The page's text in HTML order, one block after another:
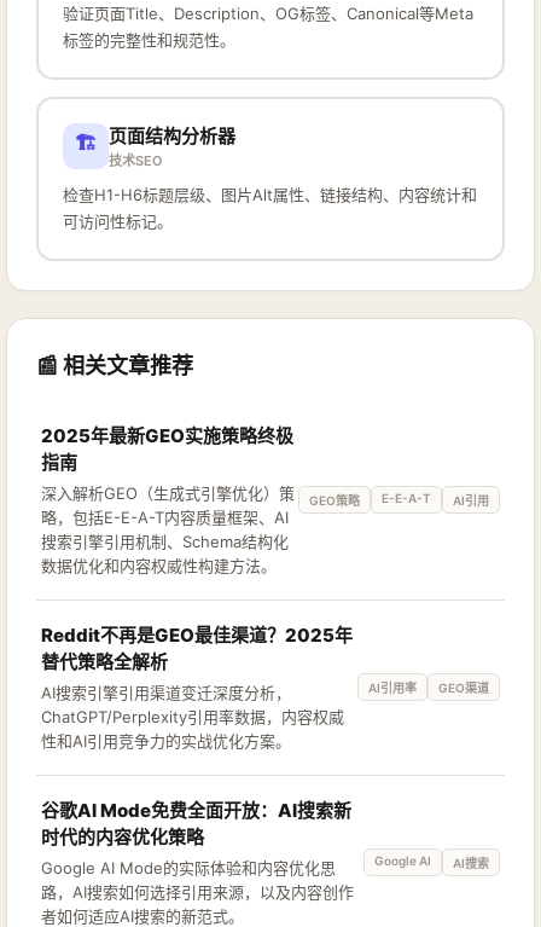
验证页面Title、Description、OG标签、Canonical等Meta
标签的完整性和规范性。
🏗️ 页面结构分析器
技术SEO
检查H1-H6标题层级、图片Alt属性、链接结构、内容统计和
可访问性标记。
📰 相关文章推荐
2025年最新GEO实施策略终极
指南
深入解析GEO（生成式引擎优化）策
略，包括E-E-A-T内容质量框架、AI
搜索引擎引用机制、Schema结构化
数据优化和内容权威性构建方法。
GEO策略 E-E-A-T AI引用
Reddit不再是GEO最佳渠道？2025年
替代策略全解析
AI搜索引擎引用渠道变迁深度分析，
ChatGPT/Perplexity引用率数据，内容权威
性和AI引用竞争力的实战优化方案。
AI引用率 GEO渠道
谷歌AI Mode免费全面开放：AI搜索新
时代的内容优化策略
Google AI Mode的实际体验和内容优化思
路，AI搜索如何选择引用来源，以及内容创作
者如何适应AI搜索的新范式。
Google AI AI搜索